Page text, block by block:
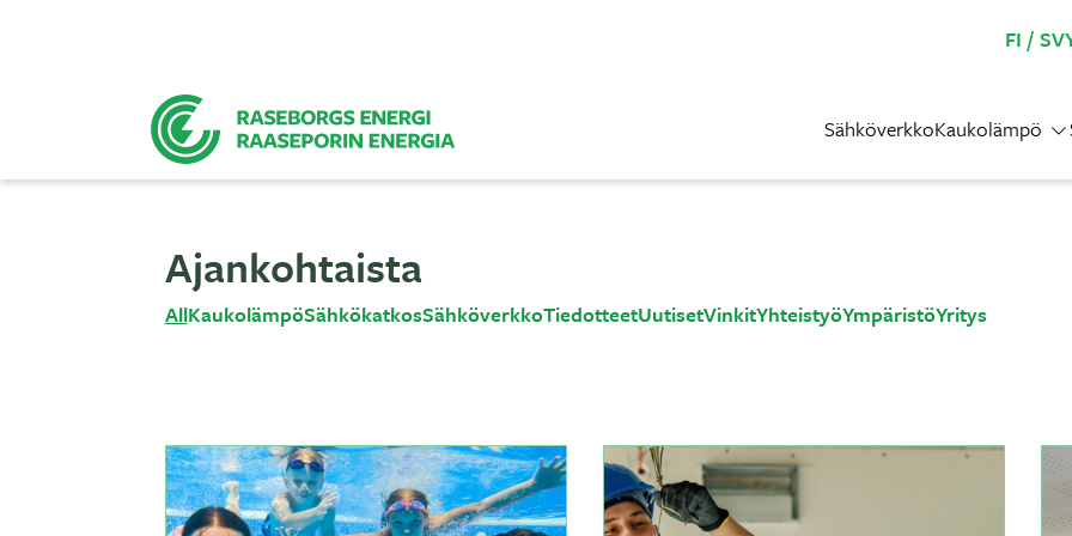
FI SV
SähköverkkoKaukolämpö
Ajankohtaista
AllKaukolämpöSähkökatkosSähköverkkoTiedotteetUutisetVinkitYhteistyöYmpäristöYritys